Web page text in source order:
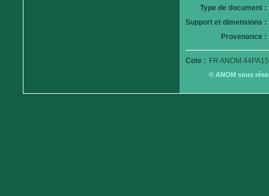
Type de document :
Support et dimensions :
Provenance :
Cote : FR ANOM
© ANOM sous